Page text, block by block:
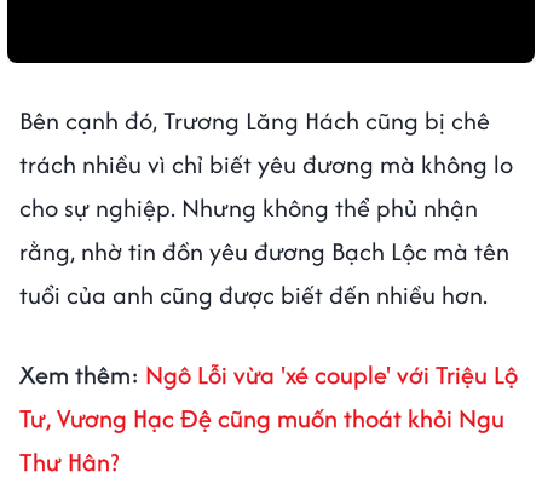
Bên cạnh đó, Trương Lăng Hách cũng bị chê
trách nhiều vì chỉ biết yêu đương mà không lo
cho sự nghiệp. Nhưng không thể phủ nhận
rằng, nhờ tin đồn yêu đương Bạch Lộc mà tên
tuổi của anh cũng được biết đến nhiều hơn.
Xem thêm: Ngô Lỗi vừa 'xé couple' với Triệu Lộ
Tư, Vương Hạc Đệ cũng muốn thoát khỏi Ngu
Thư Hân?